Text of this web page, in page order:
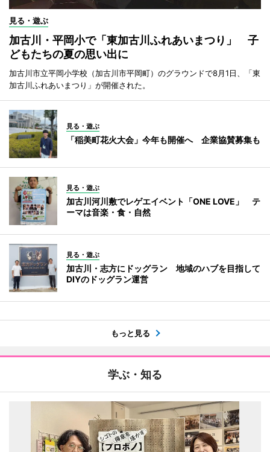
見る・遊ぶ
加古川・平岡小で「東加古川ふれあいまつり」 子
どもたちの夏の思い出に
加古川市立平岡小学校（加古川市平岡町）のグラウンドで8月1日、「東
加古川ふれあいまつり」が開催された。
見る・遊ぶ
「稲美町花火大会」今年も開催へ 企業協賛募集も
見る・遊ぶ
加古川河川敷でレゲエイベント「ONE LOVE」 テ
ーマは音楽・食・自然
見る・遊ぶ
加古川・志方にドッグラン 地域のハブを目指して
DIYのドッグラン運営
もっと見る
学ぶ・知る